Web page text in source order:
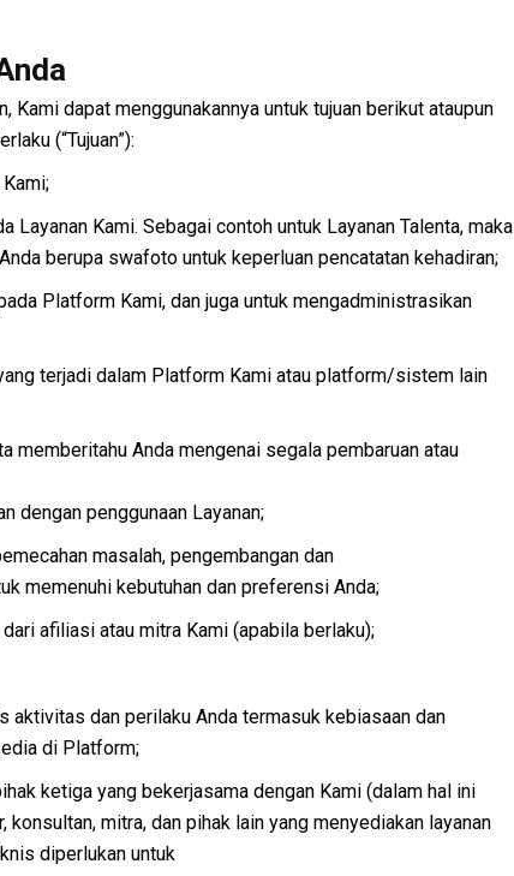
Kami dapat menggunakannya untuk tujuan berikut ataupun
(“Tujuan”):
Layanan Kami. Sebagai contoh untuk Layanan Talenta, maka
berupa swafoto untuk keperluan pencatatan kehadiran;
Platform Kami, dan juga untuk mengadministrasikan
terjadi dalam Platform Kami atau platform/sistem lain
memberitahu Anda mengenai segala pembaruan atau
dengan penggunaan Layanan;
masalah, pengembangan dan
memenuhi kebutuhan dan preferensi Anda;
afiliasi atau mitra Kami (apabila berlaku);
aktivitas dan perilaku Anda termasuk kebiasaan dan
di Platform;
ketiga yang bekerjasama dengan Kami (dalam hal ini
konsultan, mitra, dan pihak lain yang menyediakan layanan
diperlukan untuk